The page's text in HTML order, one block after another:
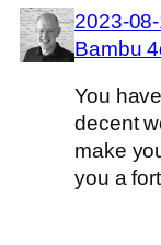
2023-
Bambu
You
decent
make
you a